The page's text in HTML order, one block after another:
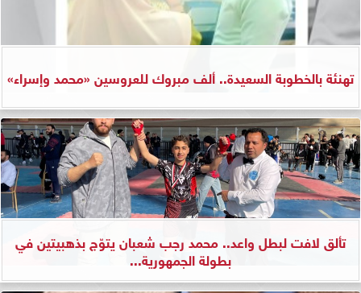
تهنئة بالخطوبة السعيدة.. ألف مبروك للعروسين «محمد وإسراء»
تألق لافت لبطل واعد.. محمد رجب شعبان يتوّج بذهبيتين في
بطولة الجمهورية...